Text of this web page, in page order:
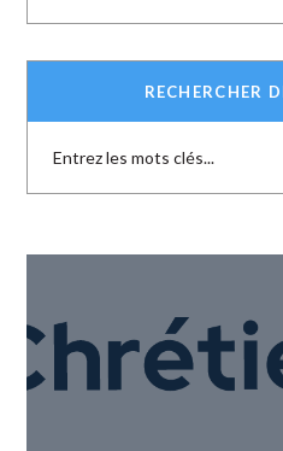
RECHERCHER